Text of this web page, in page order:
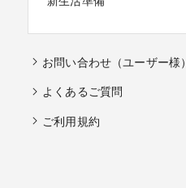
お問い合わせ（ユーザー様）
よくあるご質問
ご利用規約